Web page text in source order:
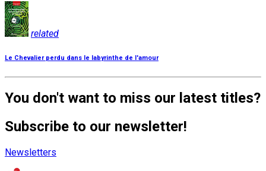
related
Le Chevalier perdu dans le labyrinthe de l'amour
You don't want to miss our latest titles?
Subscribe to our newsletter!
Newsletters